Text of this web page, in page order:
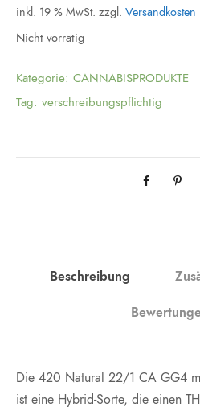
inkl. 19 % MwSt. zzgl. Versandkosten
Nicht vorrätig
Kategorie: CANNABISPRODUKTE
Tag: verschreibungspflichtig
Beschreibung
Die 420 Natural 22/1 CA GG4
ist eine Hybrid-Sorte, die einen